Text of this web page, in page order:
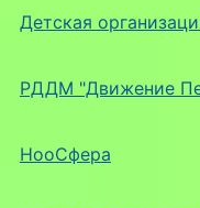
Детская
РДДМ "Движение
НооСфера